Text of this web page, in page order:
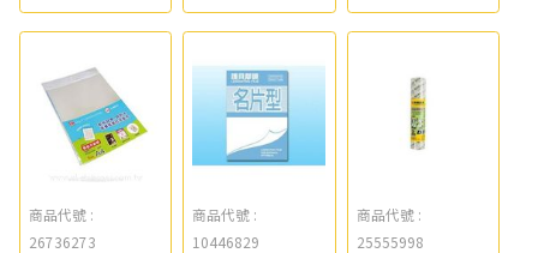
商品代號 :
26736273
商品代號 :
10446829
商品代號 :
25555998